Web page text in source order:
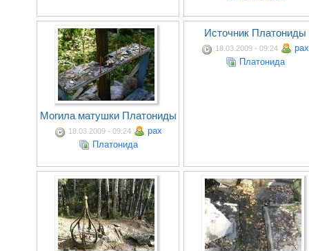
Могила матушки Платониды
18.03.2009 - 09:24
pax
Платонида
Источник Платониды
18.03.2009 - 09:24
pax
Платонида